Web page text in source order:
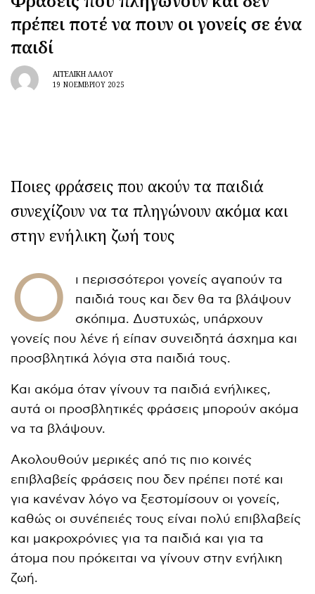
πρέπει ποτέ να πουν οι γονείς σε ένα
παιδί
ΑΓΓΕΛΙΚΉ ΛΆΛΟΥ
19 ΝΟΕΜΒΡΊΟΥ 2025
Ποιες φράσεις που ακούν τα παιδιά
συνεχίζουν να τα πληγώνουν ακόμα και
στην ενήλικη ζωή τους
Ο
ι περισσότεροι γονείς αγαπούν τα
παιδιά τους και δεν θα τα βλάψουν
σκόπιμα. Δυστυχώς, υπάρχουν
γονείς που λένε ή είπαν συνειδητά άσχημα και
προσβλητικά λόγια στα παιδιά τους.
Και ακόμα όταν γίνουν τα παιδιά ενήλικες,
αυτά οι προσβλητικές φράσεις μπορούν ακόμα
να τα βλάψουν.
Ακολουθούν μερικές από τις πιο κοινές
επιβλαβείς φράσεις που δεν πρέπει ποτέ και
για κανέναν λόγο να ξεστομίσουν οι γονείς,
καθώς οι συνέπειές τους είναι πολύ επιβλαβείς
και μακροχρόνιες για τα παιδιά και για τα
άτομα που πρόκειται να γίνουν στην ενήλικη
ζωή.